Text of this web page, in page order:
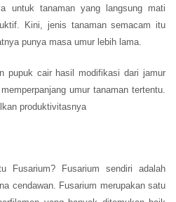
untuk tanaman yang langsung mati
Kini, jenis tanaman semacam itu
punya masa umur lebih lama.
pupuk cair hasil modifikasi dari jamur
umur tanaman tertentu.
produktivitasnya
Fusarium? Fusarium sendiri adalah
cendawan. Fusarium merupakan satu